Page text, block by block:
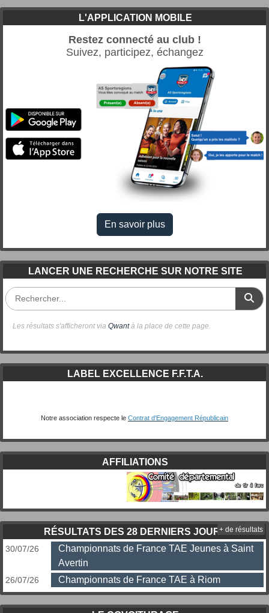
L'APPLICATION MOBILE
Restez connecté au club !
Suivez, participez, échangez
En savoir plus
LANCER UNE RECHERCHE SUR NOTRE SITE
Les résultats s'afficheront via Qwantà la place de cette page.
LABEL EXCELLENCE F.F.T.A.
Notre association respecte le Contrat d'Engagement Républicain
AFFILIATIONS
RÉSULTATS DES 28 DERNIERS JOURS
30/07/26
Championnats de France TAE Jeunes à Saint
Avertin
26/07/26 Championnats de France TAE à Riom
+ de résultats